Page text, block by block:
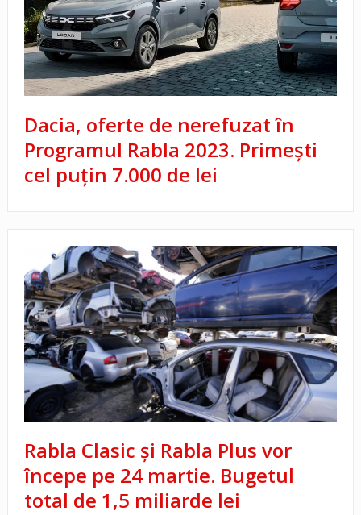
Dacia, oferte de nerefuzat în
Programul Rabla 2023. Primești
cel puțin 7.000 de lei
Rabla Clasic și Rabla Plus vor
începe pe 24 martie. Bugetul
total de 1,5 miliarde lei